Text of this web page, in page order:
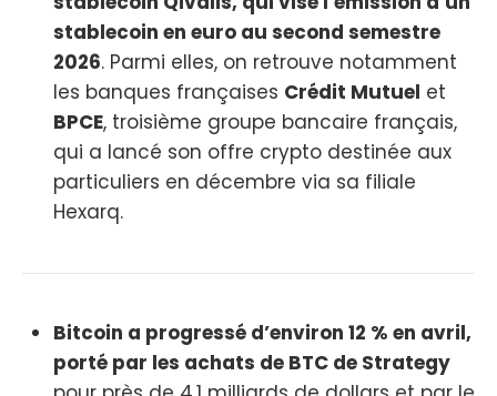
stablecoin en euro au second semestre
2026. Parmi elles, on retrouve notamment
les banques françaises Crédit Mutuel et
BPCE, troisième groupe bancaire français,
qui a lancé son offre crypto destinée aux
particuliers en décembre via sa filiale
Hexarq.
Bitcoin a progressé d’environ 12 % en avril,
porté par les achats de BTC de Strategy